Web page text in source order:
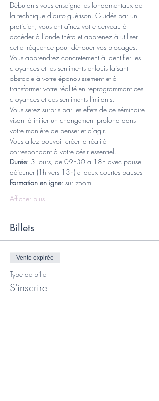
Débutants vous enseigne les fondamentaux de
la technique d’auto-guérison. Guidés par un
praticien, vous entraînez votre cerveau à
accéder à l’onde thêta et apprenez à utiliser
cette fréquence pour dénouer vos blocages.
Vous apprendrez concrètement à identifier les
croyances et les sentiments enfouis faisant
obstacle à votre épanouissement et à
transformer votre réalité en reprogrammant ces
croyances et ces sentiments limitants.
Vous serez surpris par les effets de ce séminaire
visant à initier un changement profond dans
votre manière de penser et d’agir.
Vous allez pouvoir créer la réalité
correspondant à votre désir essentiel.
Durée: 3 jours, de 09h30 à 18h avec pause
déjeuner (1h vers 13h) et deux courtes pauses
Formation en igne: sur zoom
Afficher plus
Billets
Vente expirée
Type de billet
S'inscrire